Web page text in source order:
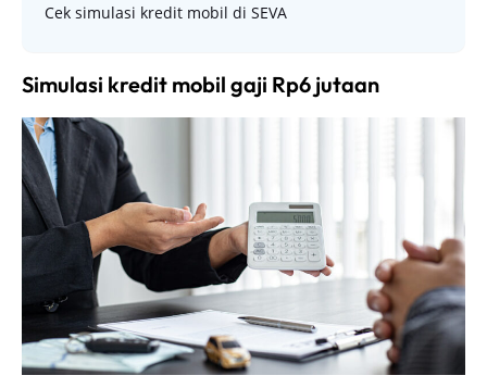
Cek simulasi kredit mobil di SEVA
Simulasi kredit mobil gaji Rp6 jutaan